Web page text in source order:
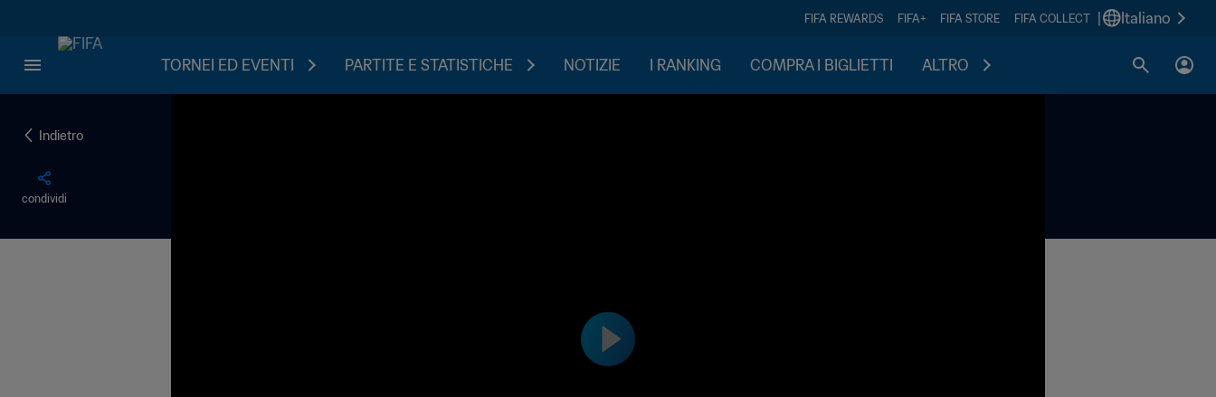
FIFA REWARDS FIFA+ FIFA STORE FIFA COLLECT Italiano
TORNEI ED EVENTI PARTITE E STATISTICHE NOTIZIE I RANKING COMPRA I BIGLIETTI ALTRO
Indietro
condividi